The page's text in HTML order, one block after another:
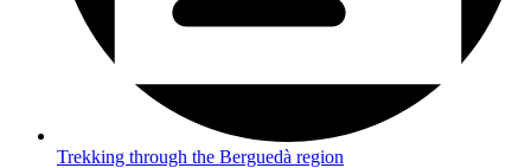
Trekking through the Berguedà region